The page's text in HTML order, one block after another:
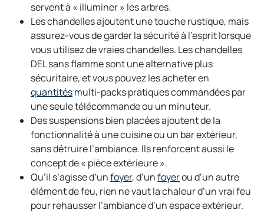
t
a
b
w
t
a
b
i
n
a
n
e
w
t
a
b
servent à « illuminer » les arbres.
Les chandelles ajoutent une touche rustique, mais
assurez-vous de garder la sécurité à l’esprit lorsque
vous utilisez de vraies chandelles. Les chandelles
DEL sans flamme sont une alternative plus
sécuritaire, et vous pouvez les acheter en
quantitéso
p
e
n
s
i
n
a
n
multi-packs pratiques commandées par
une seule télécommande ou un minuteur.
Des suspensions bien placées ajoutent de la
fonctionnalité à une cuisine ou un bar extérieur,
sans détruire l’ambiance. Ils renforcent aussi le
concept de « pièce extérieure ».
Qu’il s’agisse d’unfoyero
p
e
, d’unfoyero
p
e
ou d’un autre
élément de feu, rien ne vaut la chaleur d’un vrai feu
pour rehausser l’ambiance d’un espace extérieur.